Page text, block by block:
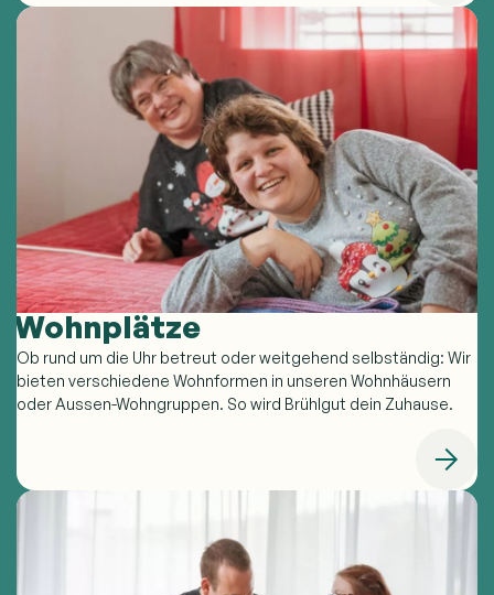
Wohnplätze
Ob rund um die Uhr betreut oder weitgehend selbständig: Wir
bieten verschiedene Wohnformen in unseren Wohnhäusern
oder Aussen-Wohngruppen. So wird Brühlgut dein Zuhause.